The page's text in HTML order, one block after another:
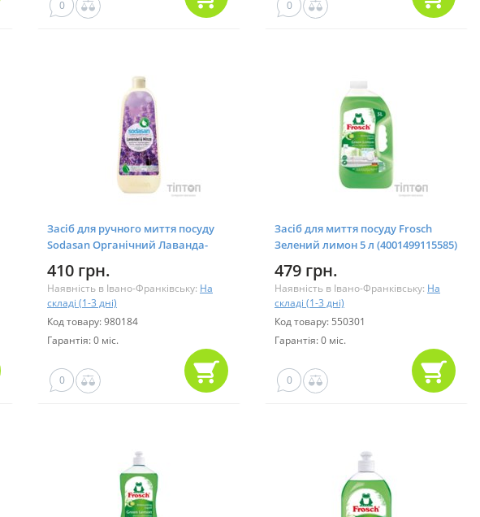
0 0
Засіб для ручного миття посуду
Sodasan Органічний Лаванда-
410 грн.
Наявність в Івано-Франківську: На
складі (1-3 дні)
Код товару: 980184
Гарантія: 0 міс.
0
Засіб для миття посуду Frosch
Зелений лимон 5 л (4001499115585)
479 грн.
Наявність в Івано-Франківську: На
складі (1-3 дні)
Код товару: 550301
Гарантія: 0 міс.
0